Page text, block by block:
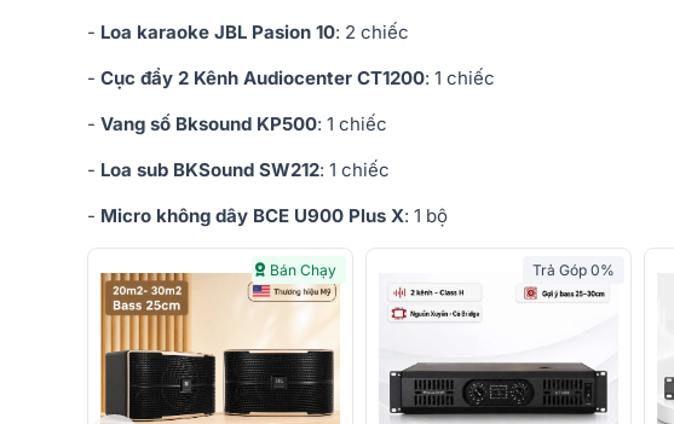
- Loa karaoke JBL Pasion 10: 2 chiếc
- Cục đẩy 2 Kênh Audiocenter CT1200: 1 chiếc
- Vang số Bksound KP500: 1 chiếc
- Loa sub BKSound SW212: 1 chiếc
- Micro không dây BCE U900 Plus X: 1 bộ
Bán Chạy Trả Góp 0%